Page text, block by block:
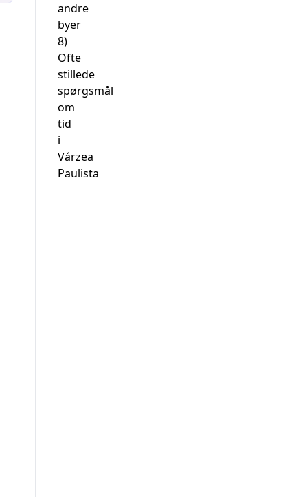
andre
byer
8)
Ofte
stillede
spørgsmål
om
tid
i
Várzea
Paulista